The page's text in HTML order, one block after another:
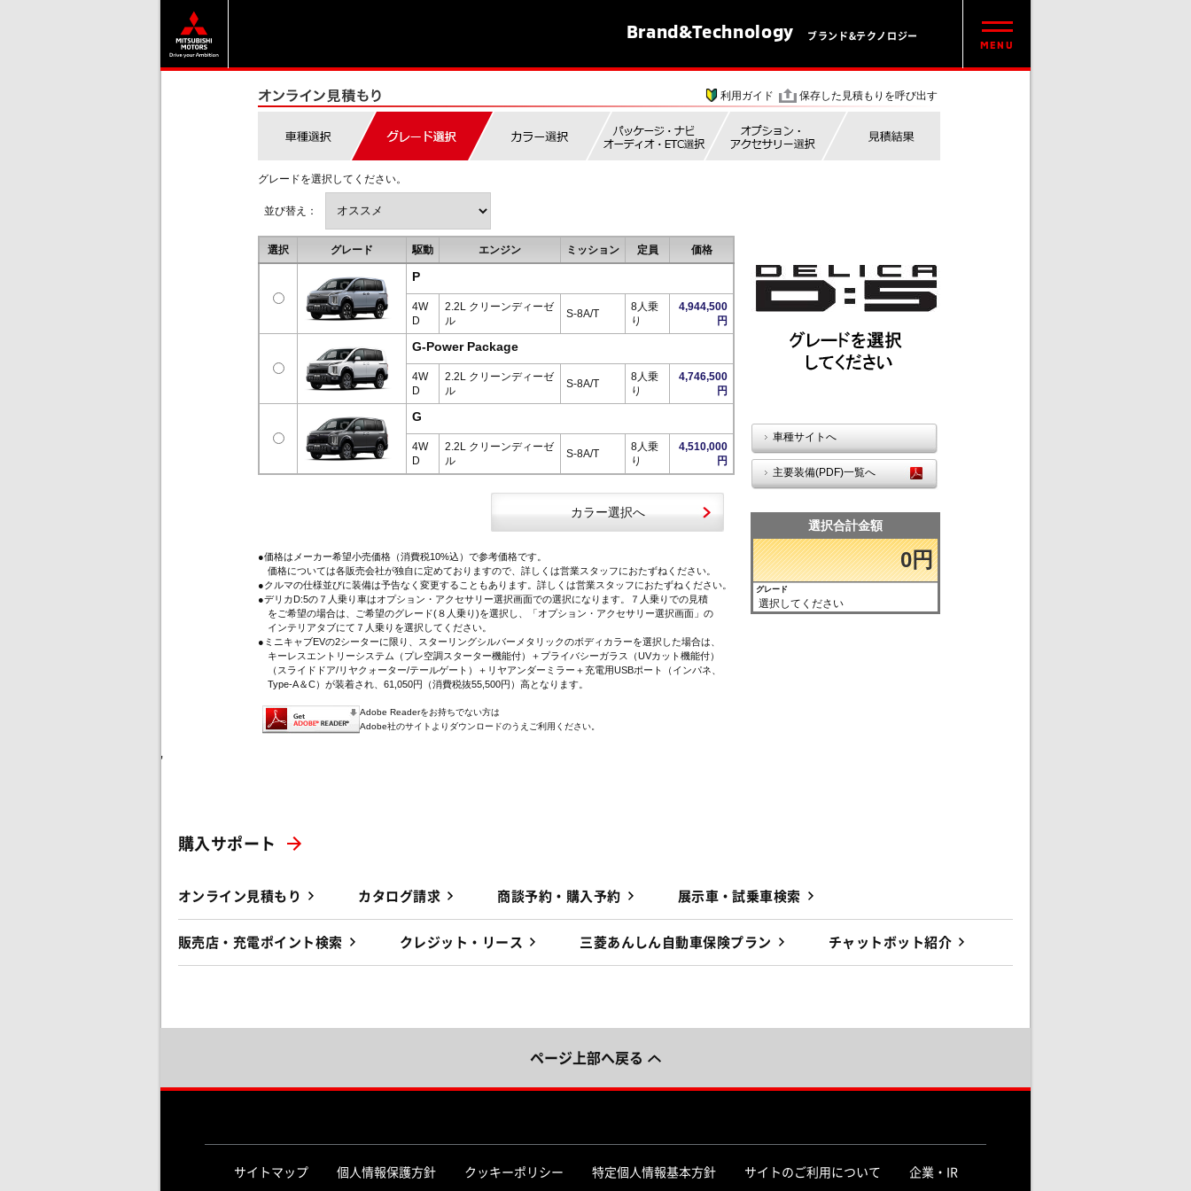
Brand&Technology ブランド&テクノロジー
利用ガイド 保存した見積もりを呼び出す
グレードを選択してください。
並び替え：
選択 グレード 駆動 エンジン ミッション 定員 価格
P
4W
D
2.2L クリーンディーゼ
ル
S-8A/T
8人乗
り
4,944,500
円
G-Power Package
4W
D
2.2L クリーンディーゼ
ル
S-8A/T
8人乗
り
4,746,500
円
G
4W
D
2.2L クリーンディーゼ
ル
S-8A/T
8人乗
り
4,510,000
円
カラー選択へ
●価格はメーカー希望小売価格（消費税10%込）で参考価格です。
価格については各販売会社が独自に定めておりますので、詳しくは営業スタッフにおたずねください。
●クルマの仕様並びに装備は予告なく変更することもあります。詳しくは営業スタッフにおたずねください。
●デリカD:5の７人乗り車はオプション・アクセサリー選択画面での選択になります。７人乗りでの見積
をご希望の場合は、ご希望のグレード(８人乗り)を選択し、「オプション・アクセサリー選択画面」の
インテリアタブにて７人乗りを選択してください。
●ミニキャブEVの2シーターに限り、スターリングシルバーメタリックのボディカラーを選択した場合は、
キーレスエントリーシステム（プレ空調スターター機能付）＋プライバシーガラス（UVカット機能付）
（スライドドア/リヤクォーター/テールゲート）＋リヤアンダーミラー＋充電用USBポート（インパネ、
Type-A＆C）が装着され、61,050円（消費税抜55,500円）高となります。
Adobe Readerをお持ちでない方は
Adobe社のサイトよりダウンロードのうえご利用ください。
車種サイトへ
主要装備(PDF)一覧へ
選択合計金額
0円
グレード
選択してください
'
購入サポート
オンライン見積もり カタログ請求 商談予約・購入予約 展示車・試乗車検索
販売店・充電ポイント検索 クレジット・リース 三菱あんしん自動車保険プラン チャットボット紹介
ページ上部へ戻る
サイトマップ 個人情報保護方針 クッキーポリシー 特定個人情報基本方針 サイトのご利用について 企業・IR